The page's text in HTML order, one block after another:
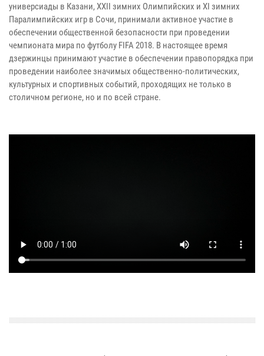
универсиады в Казани, XXII зимних Олимпийских и XI зимних
Паралимпийских игр в Сочи, принимали активное участие в
обеспечении общественной безопасности при проведении
чемпионата мира по футболу FIFA 2018. В настоящее время
дзержинцы принимают участие в обеспечении правопорядка при
проведении наиболее значимых общественно-политических,
культурных и спортивных событий, проходящих не только в
столичном регионе, но и по всей стране.